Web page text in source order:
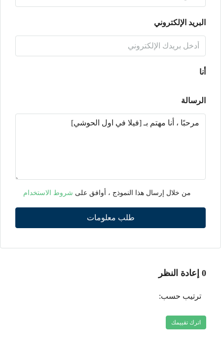
البريد الإلكتروني
أنا
الرسالة
من خلال إرسال هذا النموذج ، أوافق على شروط الاستخدام
طلب معلومات
0 إعادة النظر
ترتيب حسب:
اترك تقييمك